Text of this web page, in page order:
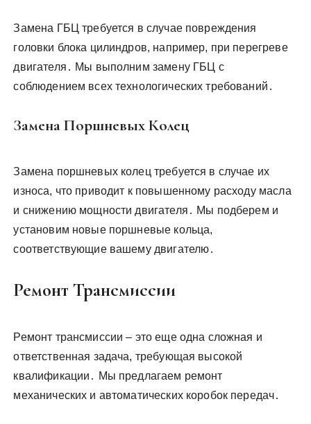
Замена ГБЦ требуется в случае повреждения
головки блока цилиндров, например, при перегреве
двигателя․ Мы выполним замену ГБЦ с
соблюдением всех технологических требований․
Замена Поршневых Колец
Замена поршневых колец требуется в случае их
износа, что приводит к повышенному расходу масла
и снижению мощности двигателя․ Мы подберем и
установим новые поршневые кольца,
соответствующие вашему двигателю․
Ремонт Трансмиссии
Ремонт трансмиссии – это еще одна сложная и
ответственная задача, требующая высокой
квалификации․ Мы предлагаем ремонт
механических и автоматических коробок передач․